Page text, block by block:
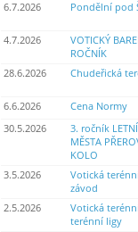
6.7.2026 Pondělní pod
4.7.2026
VOTICKÝ
ROČNÍK
28.6.2026 Chudeřická
6.6.2026 Cena Normy
30.5.2026
3. ročník
MĚSTA
KOLO
3.5.2026
Votická
závod
2.5.2026
Votická
terénní ligy